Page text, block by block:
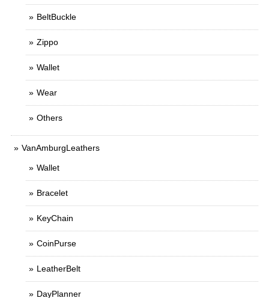
BeltBuckle
Zippo
Wallet
Wear
Others
VanAmburgLeathers
Wallet
Bracelet
KeyChain
CoinPurse
LeatherBelt
DayPlanner